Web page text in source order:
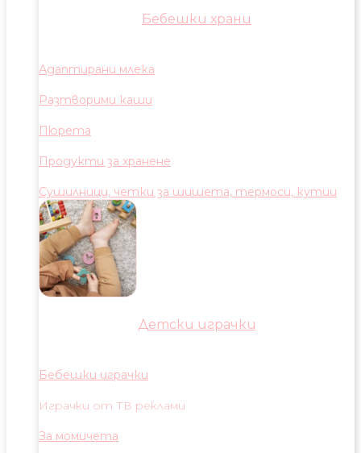
Бебешки храни
Адаптирани млека
Разтворими каши
Пюрета
Продукти за хранене
Сушилници, четки за шишета, термоси, кутии
Детски играчки
Бебешки играчки
Играчки от ТВ реклами
За момичета